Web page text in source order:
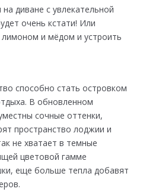
диване с увлекательной
очень кстати! Или
и мёдом и устроить
способно стать островком
В обновленном
сочные оттенки,
пространство лоджии и
не хватает в темные
цветовой гамме
еще больше тепла добавят